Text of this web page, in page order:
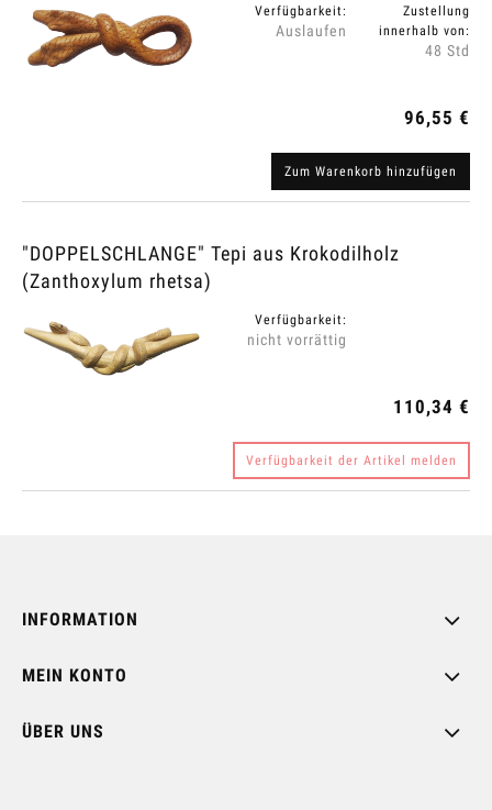
Verfügbarkeit:
Auslaufen
Zustellung
innerhalb von:
48 Std
96,55 €
Zum Warenkorb hinzufügen
"DOPPELSCHLANGE" Tepi aus Krokodilholz
(Zanthoxylum rhetsa)
Verfügbarkeit:
nicht vorrättig
110,34 €
Verfügbarkeit der Artikel melden
INFORMATION
MEIN KONTO
ÜBER UNS